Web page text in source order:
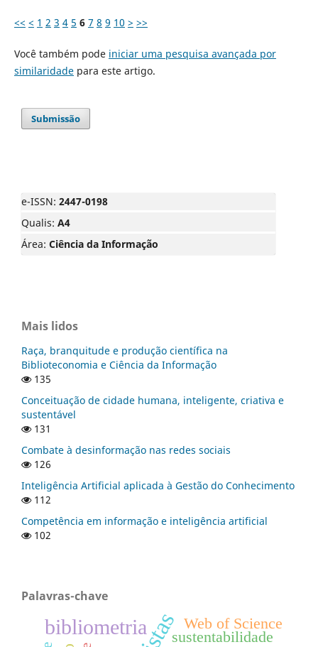
<< < 1 2 3 4 5 6 7 8 9 10 > >>
Você também pode iniciar uma pesquisa avançada por
similaridadepara este artigo.
Submissão
e-ISSN: 2447-0198
Qualis: A4
Área: Ciência da Informação
Mais lidos
Raça, branquitude e produção científica na
Biblioteconomia e Ciência da Informação
135
Conceituação de cidade humana, inteligente, criativa e
sustentável
131
Combate à desinformação nas redes sociais
126
Inteligência Artificial aplicada à Gestão do Conhecimento
112
Competência em informação e inteligência artificial
102
Palavras-chave
bibliometria sustentabilidade
Web of Science